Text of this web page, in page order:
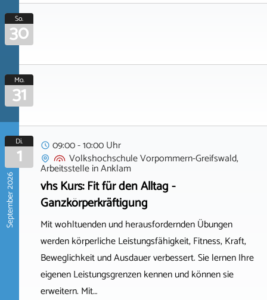
So.
30
Mo.
31
September 2026
Di.
1
09:00 - 10:00 Uhr
Volkshochschule Vorpommern-Greifswald,
ArbeitsstelleinAnklam
vhs Kurs: Fit für den Alltag -
Ganzkörperkräftigung
Mit wohltuenden und herausfordernden Übungen
werden körperliche Leistungsfähigkeit, Fitness, Kraft,
Beweglichkeit und Ausdauer verbessert. Sie lernen Ihre
eigenen Leistungsgrenzen kennen und können sie
erweitern. Mit…